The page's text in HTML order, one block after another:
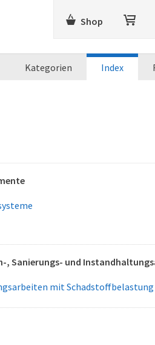
Shop
Kategorien Index
, Sanierungs- und
mit Schadstoffbelastung